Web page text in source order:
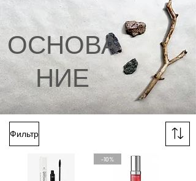
ОСНОВА
НИЕ
Фильтр
-10%